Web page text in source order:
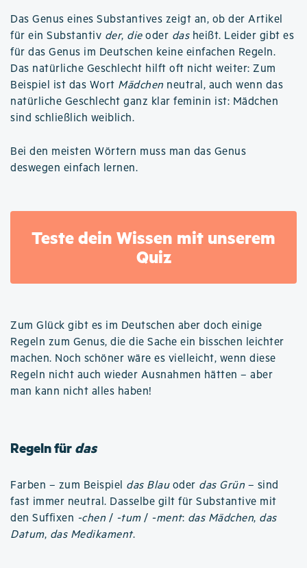
Das Genus eines Substantives zeigt an, ob der Artikel
für ein Substantiv der, dieoder dasheißt. Leider gibt es
für das Genus im Deutschen keine einfachen Regeln.
Das natürliche Geschlecht hilft oft nicht weiter: Zum
Beispiel ist das Wort Mädchen neutral, auch wenn das
natürliche Geschlecht ganz klar feminin ist: Mädchen
sind schließlich weiblich.
Bei den meisten Wörtern muss man das Genus
deswegen einfach lernen.
Teste dein Wissen mit unserem
Quiz
Zum Glück gibt es im Deutschen aber doch einige
Regeln zum Genus, die die Sache ein bisschen leichter
machen. Noch schöner wäre es vielleicht, wenn diese
Regeln nicht auch wieder Ausnahmen hätten – aber
man kann nicht alles haben!
Regeln fürdas
Farben – zum Beispiel das Blauoder das Grün – sind
fast immer neutral. Dasselbe gilt für Substantive mit
den Suffixen -chen / -tum/ -ment: das Mädchen, das
Datum, das Medikament.